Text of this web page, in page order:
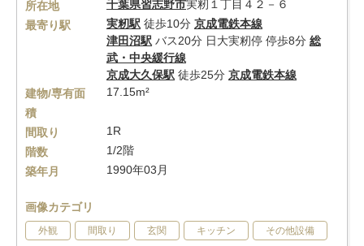
所在地
千葉県習志野市実籾１丁目４２－６
最寄り駅
実籾駅 徒歩10分 京成電鉄本線
津田沼駅 バス20分 日大実籾停 停歩8分 総
武・中央緩行線
京成大久保駅 徒歩25分 京成電鉄本線
建物/専有面
積
17.15m²
間取り
1R
階数
1/2階
築年月
1990年03月
画像カテゴリ
外観 間取り 玄関 キッチン その他設備